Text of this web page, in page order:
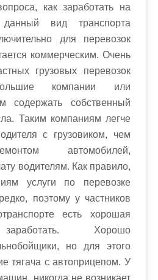
как заработать на
данный вид транспорта
для перевозок
коммерческим. Очень
грузовых перевозок
компании или
содержать собственный
Таким компаниям легче
с грузовиком, чем
автомобилей,
водителям. Как правило,
услуги по перевозке
поэтому у частников
есть хорошая
Хорошо
но для этого
тягача с автоприцепом. У
никогда не возникает